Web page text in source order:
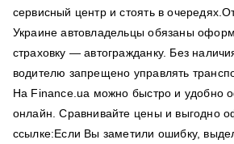
сервисный центр и стоять в
Украине автовладельцы обязаны
страховку — автогражданку. Без
водителю запрещено управлять
На Finance.ua можно быстро и удобно
онлайн. Сравнивайте цены и выгодно
ссылке:Если Вы заметили ошибку,